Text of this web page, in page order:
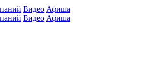
Видео Афиша
Видео Афиша